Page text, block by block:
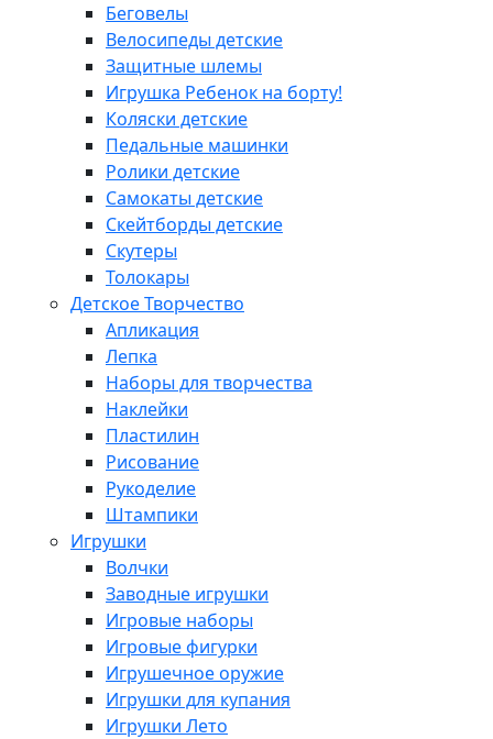
Беговелы
Велосипеды детские
Защитные шлемы
Игрушка Ребенок на борту!
Коляски детские
Педальные машинки
Ролики детские
Самокаты детские
Скейтборды детские
Скутеры
Толокары
Детское Творчество
Апликация
Лепка
Наборы для творчества
Наклейки
Пластилин
Рисование
Рукоделие
Штампики
Игрушки
Волчки
Заводные игрушки
Игровые наборы
Игровые фигурки
Игрушечное оружие
Игрушки для купания
Игрушки Лето